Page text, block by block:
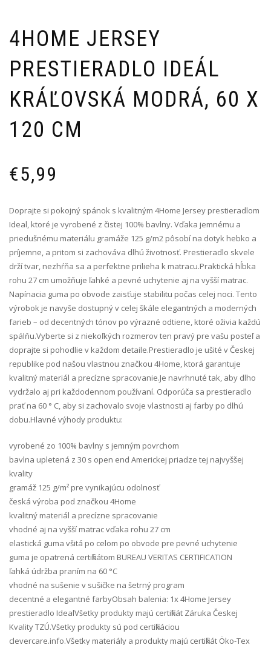
4HOME JERSEY
PRESTIERADLO IDEÁL
KRÁĽOVSKÁ MODRÁ, 60 X
120 CM
€5,99
Doprajte si pokojný spánok s kvalitným 4Home Jersey prestieradlom
Ideal, ktoré je vyrobené z čistej 100% bavlny. Vďaka jemnému a
priedušnému materiálu gramáže 125 g/m2 pôsobí na dotyk hebko a
príjemne, a pritom si zachováva dlhú životnosť. Prestieradlo skvele
drží tvar, nezhŕňa sa a perfektne prilieha k matracu.Praktická hĺbka
rohu 27 cm umožňuje ľahké a pevné uchytenie aj na vyšší matrac.
Napínacia guma po obvode zaisťuje stabilitu počas celej noci. Tento
výrobok je navyše dostupný v celej škále elegantných a moderných
farieb – od decentných tónov po výrazné odtiene, ktoré oživia každú
spálňu.Vyberte si z niekoľkých rozmerov ten pravý pre vašu posteľ a
doprajte si pohodlie v každom detaile.Prestieradlo je ušité v Českej
republike pod našou vlastnou značkou 4Home, ktorá garantuje
kvalitný materiál a precízne spracovanie.Je navrhnuté tak, aby dlho
vydržalo aj pri každodennom používaní. Odporúča sa prestieradlo
prať na 60 ° C, aby si zachovalo svoje vlastnosti aj farby po dlhú
dobu.Hlavné výhody produktu:
vyrobené zo 100% bavlny s jemným povrchom
bavlna upletená z 30 s open end Americkej priadze tej najvyššej
kvality
gramáž 125 g/m² pre vynikajúcu odolnosť
česká výroba pod značkou 4Home
kvalitný materiál a precízne spracovanie
vhodné aj na vyšší matrac vďaka rohu 27 cm
elastická guma všitá po celom po obvode pre pevné uchytenie
guma je opatrená certifikátom BUREAU VERITAS CERTIFICATION
ľahká údržba praním na 60 °C
vhodné na sušenie v sušičke na šetrný program
decentné a elegantné farbyObsah balenia: 1x 4Home Jersey
prestieradlo IdealVšetky produkty majú certifikát Záruka Českej
Kvality TZÚ.Všetky produkty sú pod certifikáciou
clevercare.info.Všetky materiály a produkty majú certifikát Öko-Tex